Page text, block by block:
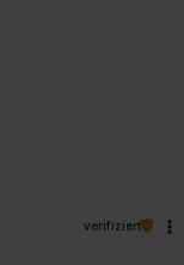
verifiziert